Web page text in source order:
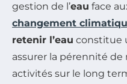
gestion de l’eau face
changement
retenir l’eau constitue
assurer la pérennité
activités sur le long